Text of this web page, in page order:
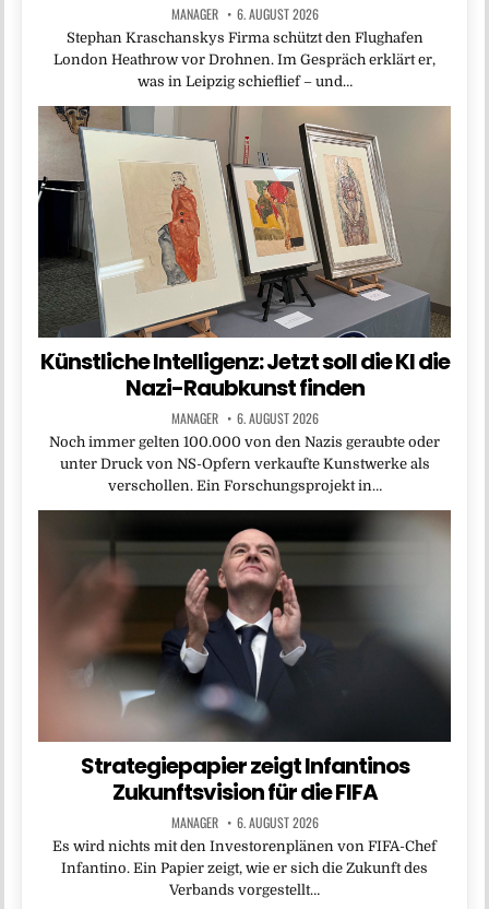
MANAGER 6. AUGUST 2026
Stephan Kraschanskys Firma schützt den Flughafen
London Heathrow vor Drohnen. Im Gespräch erklärt er,
was in Leipzig schieflief – und…
Künstliche Intelligenz: Jetzt soll die KI die
Nazi-Raubkunst finden
MANAGER 6. AUGUST 2026
Noch immer gelten 100.000 von den Nazis geraubte oder
unter Druck von NS-Opfern verkaufte Kunstwerke als
verschollen. Ein Forschungsprojekt in…
Strategiepapier zeigt Infantinos
Zukunftsvision für die FIFA
MANAGER 6. AUGUST 2026
Es wird nichts mit den Investorenplänen von FIFA-Chef
Infantino. Ein Papier zeigt, wie er sich die Zukunft des
Verbands vorgestellt…